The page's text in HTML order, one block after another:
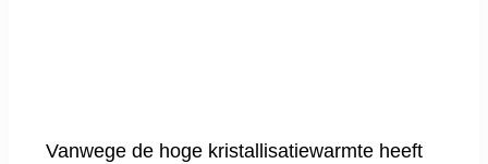
Vanwege de hoge kristallisatiewarmte heeft